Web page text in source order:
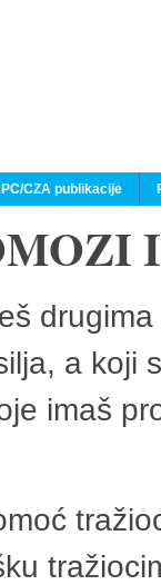
CZA publikacije
a koji
imaš